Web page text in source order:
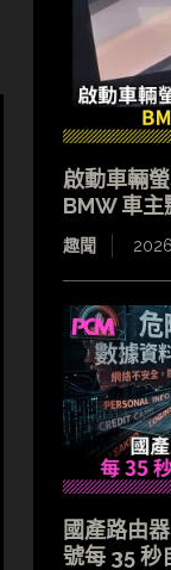
啟動車輛
BMW 車主
趣聞
國產路由
號每 35 秒